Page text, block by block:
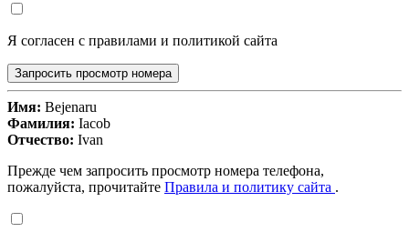
Я согласен с правилами и политикой сайта
Запросить просмотр номера
Имя: Bejenaru
Фамилия: Iacob
Отчество: Ivan
Прежде чем запросить просмотр номера телефона,
пожалуйста, прочитайте Правила и политику сайта .